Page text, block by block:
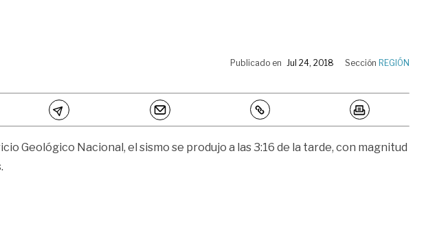
Publicado en Jul 24, 2018 Sección REGIÓN
Geológico Nacional, el sismo se produjo a las 3:16 de la tarde, con magnitud